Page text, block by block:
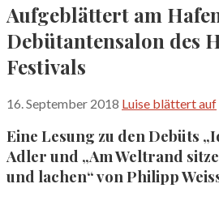
Aufgeblättert am
Debütantensalon des
Festivals
16. September 2018 Luise blättert auf
Eine Lesung zu den Debüts
Adler und „Am Weltrand
und lachen“ von Philipp